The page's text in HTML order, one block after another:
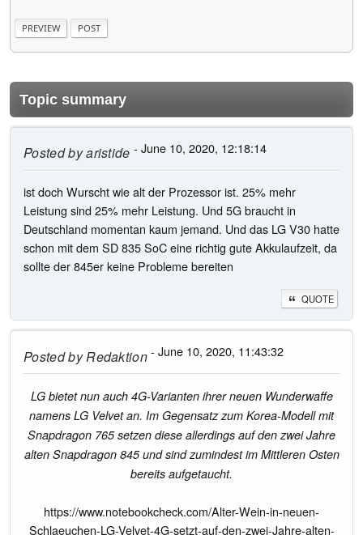
Topic summary
Posted byaristide - June 10, 2020, 12:18:14
ist doch Wurscht wie alt der Prozessor ist. 25% mehr
Leistung sind 25% mehr Leistung. Und 5G braucht in
Deutschland momentan kaum jemand. Und das LG V30 hatte
schon mit dem SD 835 SoC eine richtig gute Akkulaufzeit, da
sollte der 845er keine Probleme bereiten
QUOTE
Posted byRedaktion- June 10, 2020, 11:43:32
LG bietet nun auch 4G-Varianten ihrer neuen Wunderwaffe
namens LG Velvet an. Im Gegensatz zum Korea-Modell mit
Snapdragon 765 setzen diese allerdings auf den zwei Jahre
alten Snapdragon 845 und sind zumindest im Mittleren Osten
bereits aufgetaucht.
https://www.notebookcheck.com/Alter-Wein-in-neuen-
Schlaeuchen-LG-Velvet-4G-setzt-auf-den-zwei-Jahre-alten-